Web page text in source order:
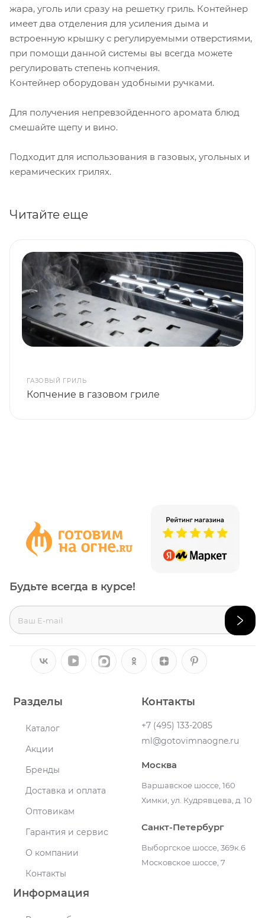
жара, уголь или сразу на решетку гриль. Контейнер
имеет два отделения для усиления дыма и
встроенную крышку с регулируемыми отверстиями,
при помощи данной системы вы всегда можете
регулировать степень копчения.
Контейнер оборудован удобными ручками.
Для получения непревзойденного аромата блюд
смешайте щепу и вино.
Подходит для использования в газовых, угольных и
керамических грилях.
Читайте еще
ГАЗОВЫЙ ГРИЛЬ
Копчение в газовом гриле
Разделы
Каталог
Акции
Бренды
Доставка и оплата
Оптовикам
Гарантия и сервис
О компании
Контакты
Информация
Контакты
+7 (495) 133-2085
ml@gotovimnaogne.ru
Москва
Варшавское шоссе, 160
Химки, ул. Кудрявцева, д. 10
Санкт-Петербург
Выборгское шоссе, 369к.6
Московское шоссе, 7
Будьте всегда в курсе!